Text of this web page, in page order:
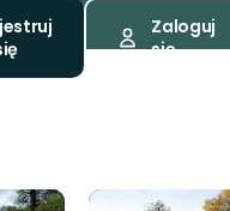
Zaloguj
się